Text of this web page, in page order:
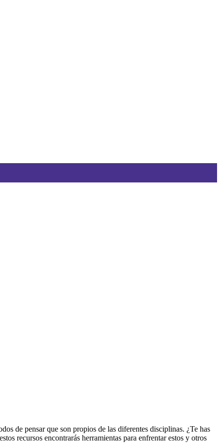
de pensar que son propios de las diferentes disciplinas. ¿Te has
recursos encontrarás herramientas para enfrentar estos y otros